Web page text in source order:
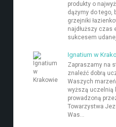
produkty o
dążymy do tego,
grzejniki
najdłuższy czas
sukcesem
Ignatium w
Zapraszamy na
znaleźć dobrą
Waszych
wyższą uczelnią
prowadzoną
Towarzystwa
Was...